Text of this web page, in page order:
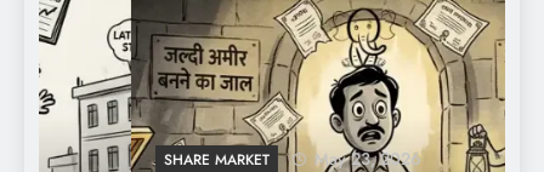
SHARE MARKET May 23, 2026